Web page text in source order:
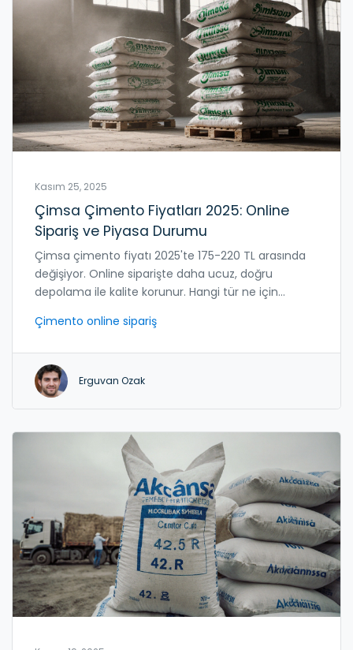
Kasım 25, 2025
Çimsa Çimento Fiyatları 2025: Online
Sipariş ve Piyasa Durumu
Çimsa çimento fiyatı 2025'te 175-220 TL arasında
değişiyor. Online siparişte daha ucuz, doğru
depolama ile kalite korunur. Hangi tür ne için
detaylar burada.
Çimento online sipariş
Erguvan Ozak